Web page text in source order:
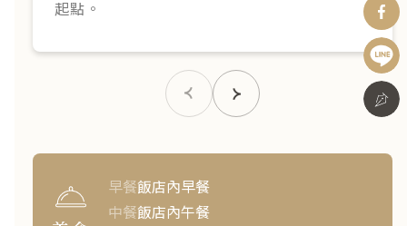
起點。
早餐飯店內早餐
中餐飯店內午餐
$488,800